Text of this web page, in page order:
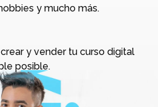
y mucho más.
y vender tu curso digital
posible.